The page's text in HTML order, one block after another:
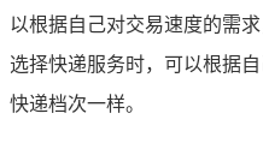
以根据自己对交易速度的需
选择快递服务时，可以根据
快递档次一样。